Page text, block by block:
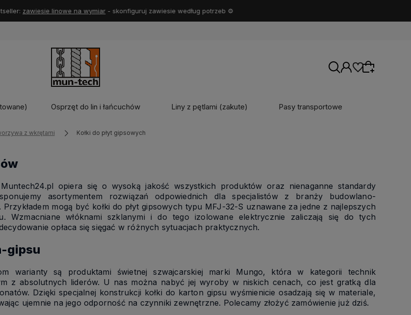
linowe na wymiar- skonfiguruj zawiesie według potrzeb ⚙️
Osprzęt do lin i łańcuchów Liny z pętlami (zakute) Pasy transportowe
z wkrętami Kołki do płyt gipsowych
opiera się o wysoką jakość wszystkich produktów oraz nienaganne standardy
asortymentem rozwiązań odpowiednich dla specjalistów z branży budowlano-
mogą być kołki do płyt gipsowych typu MFJ-32-S uznawane za jedne z najlepszych
Wzmacniane włóknami szklanymi i do tego izolowane elektrycznie zaliczają się do tych
opłaca się sięgać w różnych sytuacjach praktycznych.
gipsu
warianty są produktami świetnej szwajcarskiej marki Mungo, która w kategorii technik
z absolutnych liderów. U nas można nabyć jej wyroby w niskich cenach, co jest gratką dla
Dzięki specjalnej konstrukcji kołki do karton gipsu wyśmienicie osadzają się w materiale,
ujemnie na jego odporność na czynniki zewnętrzne. Polecamy złożyć zamówienie już dziś.